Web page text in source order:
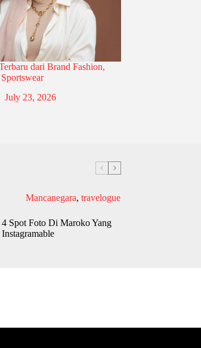
dari Brand Fashion,
July 23, 2026
Mancanegara, travelogue
4 Spot Foto Di Maroko Yang
Instagramable